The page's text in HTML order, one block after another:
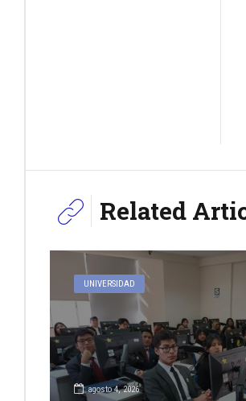
Related
UNIVERSIDAD
agosto 4, 2026